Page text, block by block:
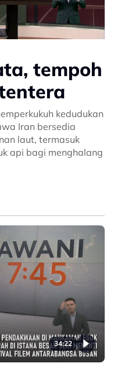
tempoh
kedudukan
Iran bersedia
laut, termasuk
api bagi menghalang
34:22